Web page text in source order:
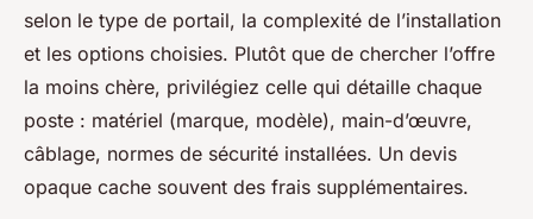
selon le type de portail, la complexité de l’installation
et les options choisies. Plutôt que de chercher l’offre
la moins chère, privilégiez celle qui détaille chaque
poste : matériel (marque, modèle), main-d’œuvre,
câblage, normes de sécurité installées. Un devis
opaque cache souvent des frais supplémentaires.